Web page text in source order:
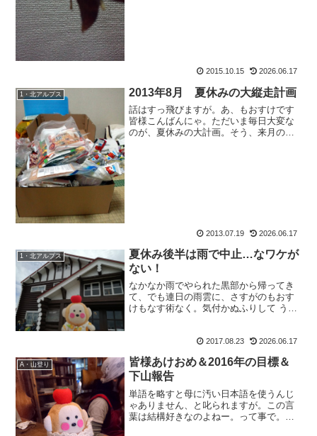
2015.10.15 2026.06.17
1・北アルプス 2013年8月 夏休みの大縦走計画
話はすっ飛びますが。あ、もおすけです
皆様こんばんにゃ。ただいま毎日大変な
のが、夏休みの大計画。そう、来月の大
2013.07.19 2026.06.17
1・北アルプス
夏休み後半は雨で中止…なワケが
ない！
なかなか雨でやられた黒部から帰ってき
て、でも連日の雨雲に、さすがのもおす
けもなす術なく。気付かぬふりして うっ
のまま四連休を潰してなるものか、と雨
の中、ご近所のこの山へ...
2017.08.23 2026.06.17
A・山登り
皆様あけおめ＆2016年の目標＆
下山報告
単語を略すと母に汚い日本語を使うんじ
ゃありません、と叱られますが。この言
葉は結構好きなのよねー。って事で。皆